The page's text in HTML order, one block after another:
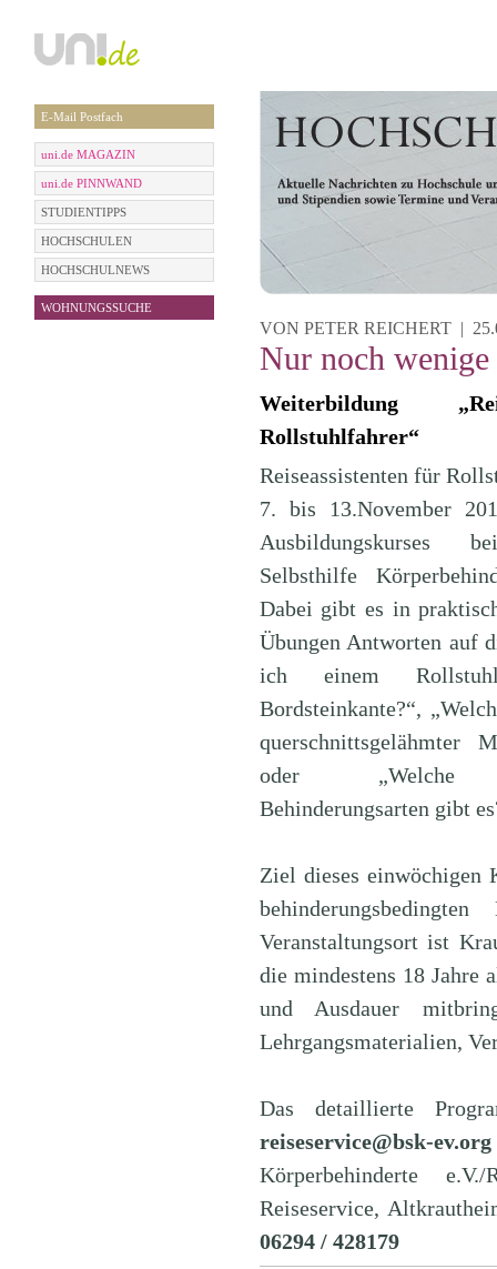
E-Mail Postfach
uni.de MAGAZIN
uni.de PINNWAND
STUDIENTIPPS
HOCHSCHULEN
HOCHSCHULNEWS
WOHNUNGSSUCHE
VON PETER REICHERT |
Nur noch
Weiterbildung
Rollstuhlfahrer“
Reiseassistenten für
7. bis 13.November
Ausbildungskurses
Selbsthilfe
Dabei gibt es in
Übungen Antworten auf
ich einem
Bordsteinkante?“,
querschnittsgelähmter
oder „Welche
Behinderungsarten gibt
Ziel dieses einwöchigen
Veranstaltungsort ist
die mindestens 18 Jahre
und Ausdauer
Lehrgangsmaterialien,
Das detaillierte
reiseservice@bsk-ev.org
Körperbehinderte
Reiseservice,
06294 / 428179